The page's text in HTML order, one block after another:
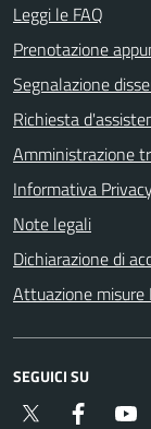
Leggi le FAQ
Prenotazione
Segnalazione
Richiesta
Amministrazione
Informativa Privacy
Note legali
Dichiarazione di
Attuazione misure
SEGUICI SU
Twitter Facebook